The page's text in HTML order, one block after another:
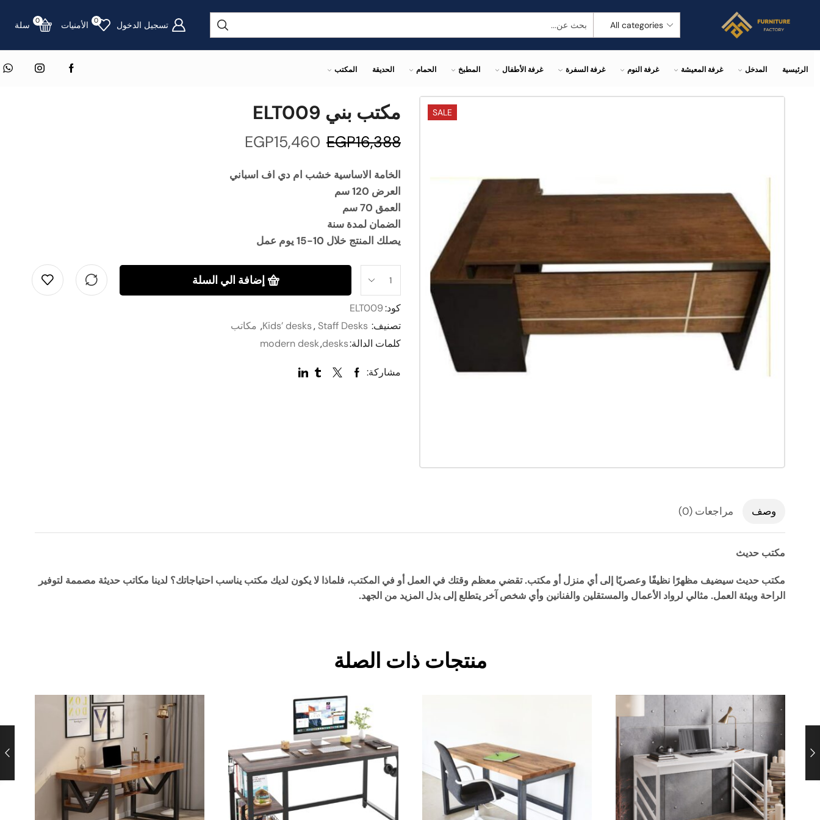
تسجيل الدخول 0 الأمنيات 0 سلة
الرئيسية المدخل غرفة المعيشة غرفة النوم غرفة السفرة غرفة الأطفال المطبخ الحمام الحديقة المكتب
SALE مكتب بني ELT009
EGP16,388
EGP15,460
الخامة الاساسية خشب ام دي اف اسباني
العرض 120 سم
العمق 70 سم
الضمان لمدة سنة
يصلك المنتج خلال 10-15 يوم عمل
إضافة الي السلة
كود:ELT009
تصنيف:
Kids’ desks, Staff Desks
, مكاتب
كلمات الدالة:desks
,
modern desk
مشاركة:
وصف مراجعات (0)
مكتب حديث
مكتب حديث سيضيف مظهرًا نظيفًا وعصريًا إلى أي منزل أو مكتب. تقضي معظم وقتك في العمل أو في المكتب، فلماذا لا يكون لديك مكتب يناسب احتياجاتك؟ لدينا مكاتب حديثة مصممة لتوفير
الراحة وبيئة العمل. مثالي لرواد الأعمال والمستقلين والفنانين وأي شخص آخر يتطلع إلى بذل المزيد من الجهد.
منتجات ذات الصلة